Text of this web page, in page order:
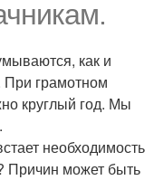
как и
При грамотном
круглый год. Мы
необходимость
Причин может быть